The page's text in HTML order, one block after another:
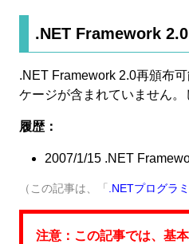
.NET Framework 2.0
.NET Framework 2.0再頒布
ケージが含まれていません
履歴：
2007/1/15 .NET
（この記事は、「 .NETプログラ
注意：この記事では、基